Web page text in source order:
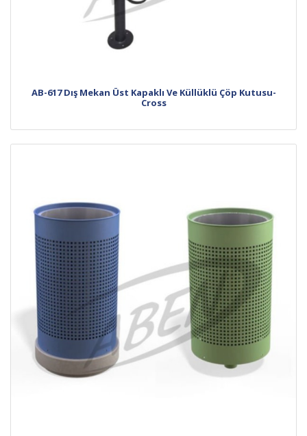
AB-617 Dış Mekan Üst Kapaklı Ve Küllüklü Çöp Kutusu-
Cross